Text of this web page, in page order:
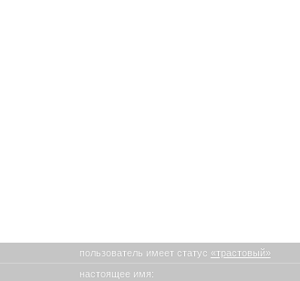
пользователь имеет статус «трастовый»
настоящее имя: